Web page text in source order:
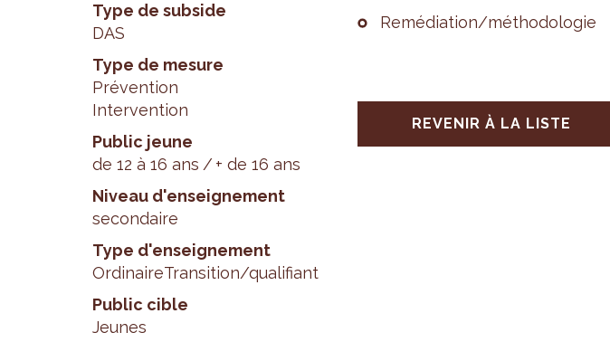
Type de subside
DAS
Type de mesure
Prévention
Intervention
Public jeune
de 12 à 16 ans
+ de 16 ans
Niveau d'enseignement
secondaire
Type d'enseignement
OrdinaireTransition/qualifiant
Public cible
Jeunes
Remé­dia­tion/métho­do­lo­gie
REVENIR À LA LISTE